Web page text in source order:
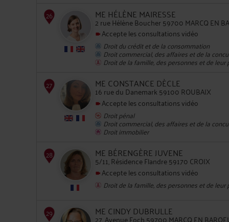
25
ME HÉLÈNE MAIRESSE
2 rue Hélène Boucher 59700 MARCQ EN
Accepte les consultations vidéo
Droit du crédit et de la consommation
Droit commercial, des affaires et de la
Droit de la famille, des personnes et de
ME CONSTANCE DÈCLE
16 rue du Danemark 59100 ROUBAIX
Accepte les consultations vidéo
Droit pénal
Droit commercial, des affaires et de la
Droit immobilier
ME BÉRENGÈRE JUVENE
5/11, Résidence Flandre 59170 CROIX
Accepte les consultations vidéo
Droit de la famille, des personnes et de
ME CINDY DUBRULLE
27, Avenue Foch 59700 MARCQ EN